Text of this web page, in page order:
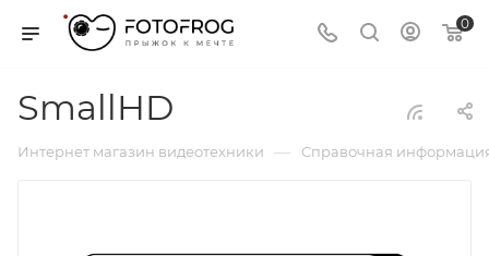
0
SmallHD
Интернет магазин видеотехники — Справочная